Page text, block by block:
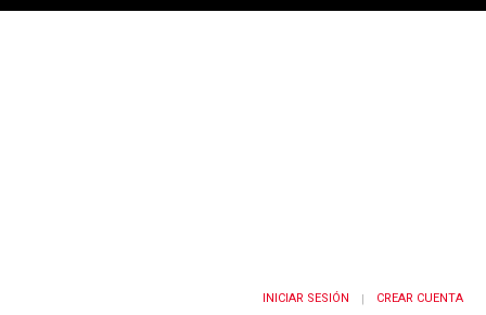
INICIAR SESIÓN | CREAR CUENTA